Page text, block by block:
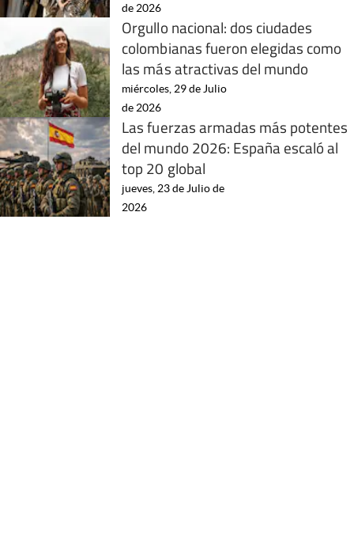
de 2026
Orgullo nacional: dos ciudades
colombianas fueron elegidas como
las más atractivas del mundo
miércoles, 29 de Julio
de 2026
Las fuerzas armadas más potentes
del mundo 2026: España escaló al
top 20 global
jueves, 23 de Julio de
2026